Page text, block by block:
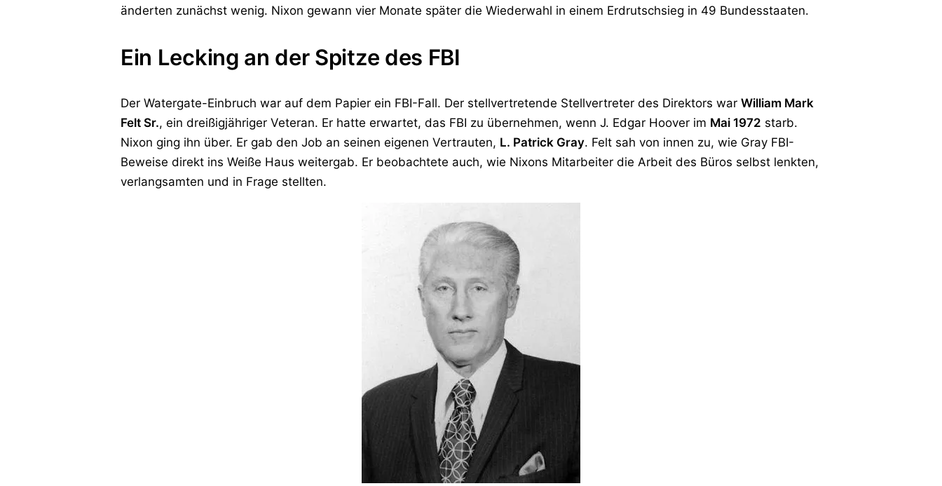
änderten zunächst wenig. Nixon gewann vier Monate später die Wiederwahl in einem Erdrutschsieg in 49 Bundesstaaten.
Ein Lecking an der Spitze des FBI
Der Watergate-Einbruch war auf dem Papier ein FBI-Fall. Der stellvertretende Stellvertreter des Direktors war William Mark
Felt Sr., ein dreißigjähriger Veteran. Er hatte erwartet, das FBI zu übernehmen, wenn J. Edgar Hoover im Mai 1972 starb.
Nixon ging ihn über. Er gab den Job an seinen eigenen Vertrauten, L. Patrick Gray. Felt sah von innen zu, wie Gray FBI-
Beweise direkt ins Weiße Haus weitergab. Er beobachtete auch, wie Nixons Mitarbeiter die Arbeit des Büros selbst lenkten,
verlangsamten und in Frage stellten.